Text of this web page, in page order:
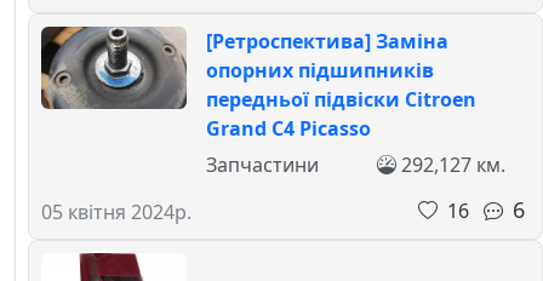
[Ретроспектива] Заміна
опорних підшипників
передньої підвіски Citroen
Grand C4 Picasso
05 квітня 2024р.
Запчастини
292,127 км.
16
6